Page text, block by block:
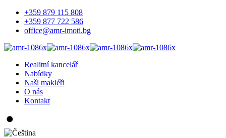
+359 879 115 808
+359 877 722 586
office@amr-imoti.bg
Realitní kancelář
Nabídky
Naši makléři
O nás
Kontakt